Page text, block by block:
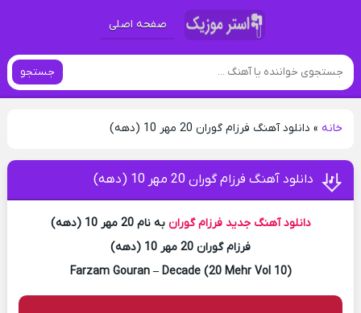
صفحه اصلی
جستجو
خانه» دانلود آهنگ فرزام گوران 20 مهر 10 (دهه)
دانلود آهنگ فرزام گوران 20 مهر 10 (دهه)
دانلود آهنگ جدید فرزام گوران به نام 20 مهر 10 (دهه)
فرزام گوران 20 مهر 10 (دهه)
Farzam Gouran – Decade (20 Mehr Vol 10)